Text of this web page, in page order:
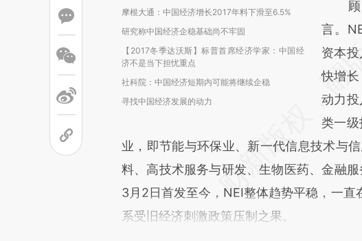
摩根大通：中国经济增长2017年料下滑至6.5%
研究称中国经济企稳基础尚不牢固
【2017冬季达沃斯】标普首席经济学家：中国经
济不是当下担忧重点
社科院：中国经济短期内可能将继续企稳
寻找中国经济发展的动力
顾名
言。
资本
快增
动力
类一
业，即节能与环保业、新一代信息技术与
料、高技术服务与研发、生物医药、金融
3月2日首发至今，NEI整体趋势平稳，一
系受旧经济刺激政策压制之果。